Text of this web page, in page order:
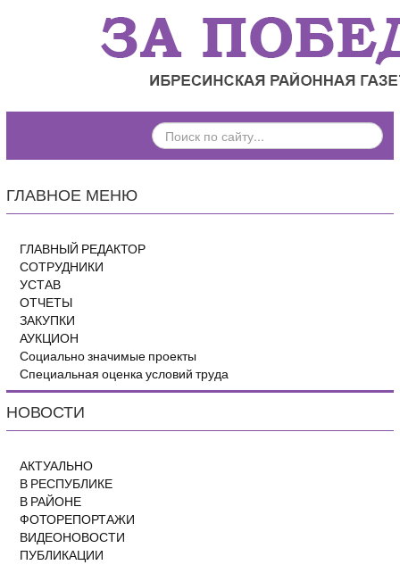
ПОИСК
ПО
ГЛАВНОЕ МЕНЮ
ГЛАВНЫЙ РЕДАКТОР
СОТРУДНИКИ
УСТАВ
ОТЧЕТЫ
ЗАКУПКИ
АУКЦИОН
Социально значимые проекты
Специальная оценка условий труда
НОВОСТИ
АКТУАЛЬНО
В РЕСПУБЛИКЕ
В РАЙОНЕ
ФОТОРЕПОРТАЖИ
ВИДЕОНОВОСТИ
ПУБЛИКАЦИИ